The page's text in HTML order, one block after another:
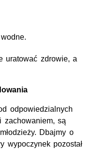
uratować zdrowie, a
odpowiedzialnych
zachowaniem, są
Dbajmy o
wypoczynek pozostał